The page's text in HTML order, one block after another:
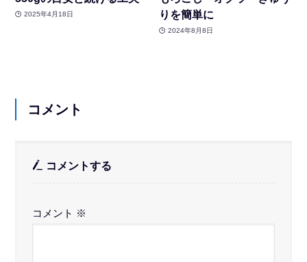
2025年4月18日
りを簡単に
2024年8月8日
コメント
コメントする
コメント ※